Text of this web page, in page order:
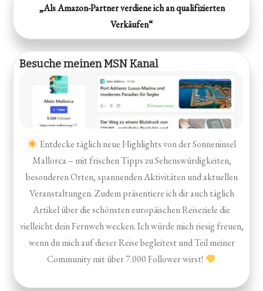
„Als Amazon-Partner verdiene ich an qualifizierten
Verkäufen“
Besuche meinen MSN Kanal
Entdecke täglich neue Highlights von der Sonneninsel
Mallorca – mit frischen Tipps zu Sehenswürdigkeiten,
besonderen Orten, spannenden Aktivitäten und aktuellen
Veranstaltungen. Zudem präsentiere ich dir auch täglich
Artikel über die schönsten europäischen Reiseziele die
vielleicht dein Fernweh wecken. Ich würde mich riesig freuen,
wenn du mich auf dieser Reise begleitest und Teil meiner
Community mit über 7.000 Follower wirst!